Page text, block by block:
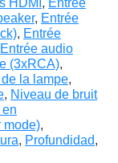
, Entrée
, Entrée
Entrée audio
(3xRCA),
la lampe,
, Niveau de bruit
en
mode),
, Profundidad,